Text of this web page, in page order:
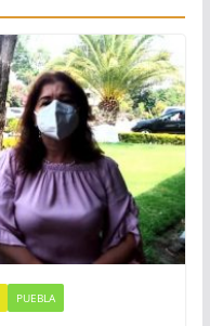
PUEBLA